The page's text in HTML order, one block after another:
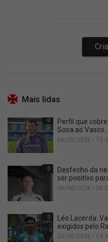
Mais lidas
0
Perfil que
Sosa ao
06/08/2026 •
0
Desfecho da
ser positivo
06/08/2026 •
0
Léo Lacerda:
exigidos pelo
06/08/2026 •